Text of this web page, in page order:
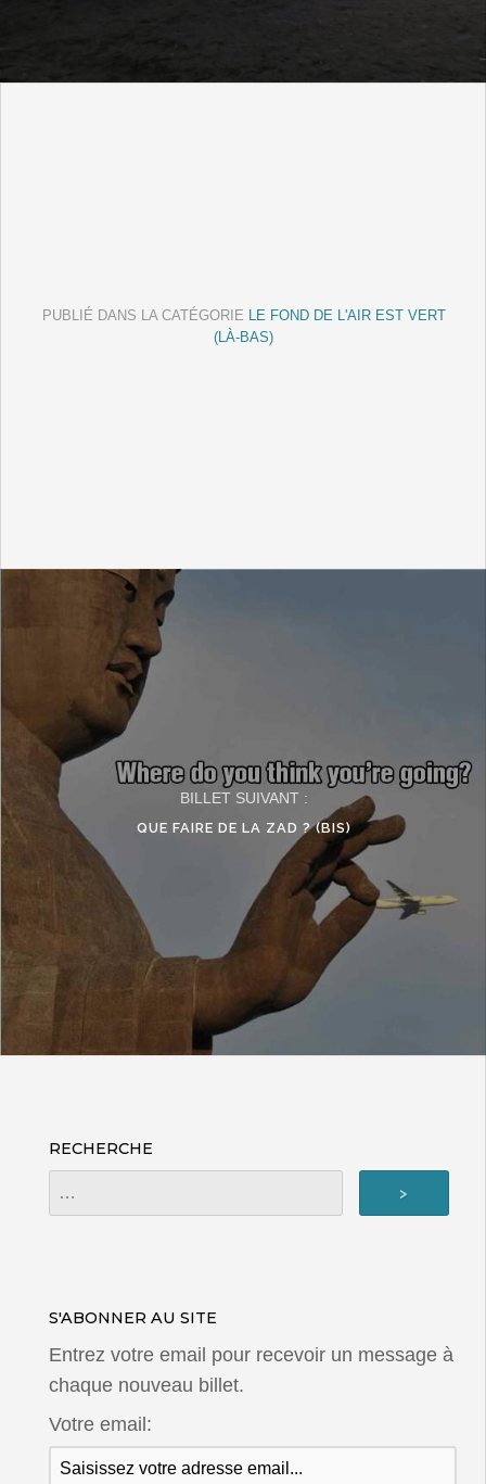
PUBLIÉ DANS LA CATÉGORIE
LE FOND DE L'AIR EST VERT
(LÀ-BAS)
BILLET SUIVANT :
QUE FAIRE DE LA ZAD ? (BIS)
RECHERCHE
S'ABONNER AU SITE
Entrez votre email pour recevoir un message à
chaque nouveau billet.
Votre email: